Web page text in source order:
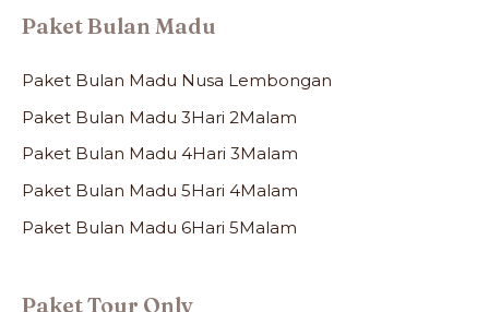
Paket Bulan Madu
Paket Bulan Madu Nusa Lembongan
Paket Bulan Madu 3Hari 2Malam
Paket Bulan Madu 4Hari 3Malam
Paket Bulan Madu 5Hari 4Malam
Paket Bulan Madu 6Hari 5Malam
Paket Tour Only